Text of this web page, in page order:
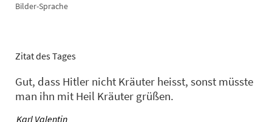
Bilder-Sprache
Zitat des Tages
Gut, dass Hitler nicht Kräuter heisst, sonst müsste
man ihn mit Heil Kräuter grüßen.
—
Karl Valentin